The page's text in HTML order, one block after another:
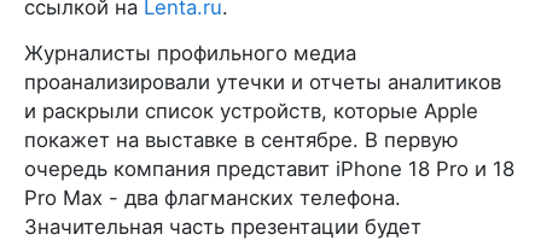
ссылкой на Lenta.ru.
Журналисты профильного медиа
проанализировали утечки и отчеты аналитиков
и раскрыли список устройств, которые Apple
покажет на выставке в сентябре. В первую
очередь компания представит iPhone 18 Pro и 18
Pro Max - два флагманских телефона.
Значительная часть презентации будет